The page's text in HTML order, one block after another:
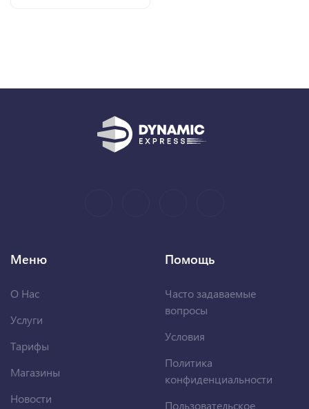
Меню
О Нас
Услуги
Тарифы
Магазины
Новости
Помощь
Часто задаваемые
вопросы
Условия
Политика
конфиденциальности
Пользовательское